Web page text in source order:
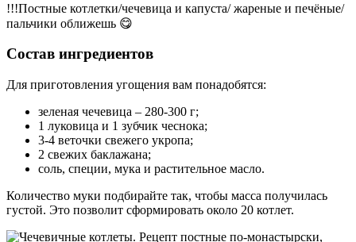
!!!Постные котлетки/чечевица и капуста/ жареные и печёные/
пальчики оближешь 😋
Состав ингредиентов
Для приготовления угощения вам понадобятся:
зеленая чечевица – 280-300 г;
1 луковица и 1 зубчик чеснока;
3-4 веточки свежего укропа;
2 свежих баклажана;
соль, специи, мука и растительное масло.
Количество муки подбирайте так, чтобы масса получилась
густой. Это позволит сформировать около 20 котлет.